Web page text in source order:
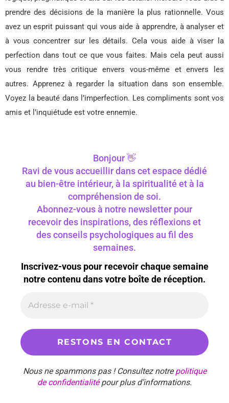
prendre des décisions de la manière la plus rationnelle. Vous
avez un esprit puissant qui vous aide à apprendre, à analyser et
à vous concentrer sur les détails. Cela vous aide à viser la
perfection dans tout ce que vous faites. Mais cela peut aussi
vous rendre très critique envers vous-même et envers les
autres. Apprenez à regarder la situation dans son ensemble.
Voyez la beauté dans l’imperfection. Les compliments sont vos
amis et l’inquiétude est votre ennemie.
Bonjour 👋
Ravi de vous accueillir dans cet espace dédié
au bien-être intérieur, à la spiritualité et à la
compréhension de soi.
Abonnez-vous à notre newsletter pour
recevoir des inspirations, des réflexions et
des conseils psychologiques au fil des
semaines.
Inscrivez-vous pour recevoir chaque semaine
notre contenu dans votre boîte de réception.
Nous ne spammons pas ! Consultez notrepolitique
de confidentialitépour plus d’informations.